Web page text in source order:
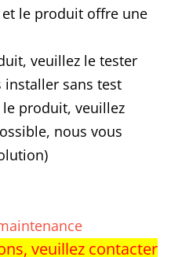
le produit offre une
veuillez le tester
installer sans test
le produit, veuillez
nous vous
veuillez contacter